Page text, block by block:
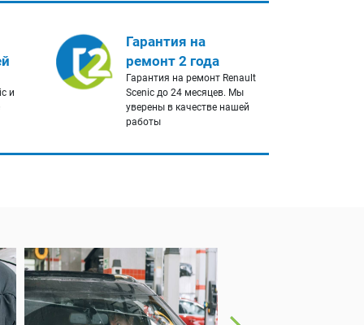
и
Гарантия на
ремонт 2 года
Гарантия на ремонт Renault
Scenic до 24 месяцев. Мы
уверены в качестве нашей
работы